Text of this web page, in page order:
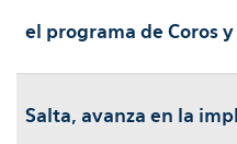
el programa de Coros
Salta, avanza en la